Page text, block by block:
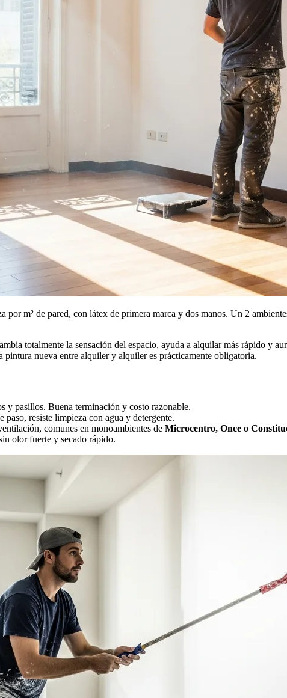
m² de pared, con látex de primera marca y dos manos. Un 2
totalmente la sensación del espacio, ayuda a alquilar más rápido y
pintura nueva entre alquiler y alquiler es prácticamente obligatoria.
y pasillos. Buena terminación y costo razonable.
paso, resiste limpieza con agua y detergente.
comunes en monoambientes de Microcentro, Once o
olor fuerte y secado rápido.